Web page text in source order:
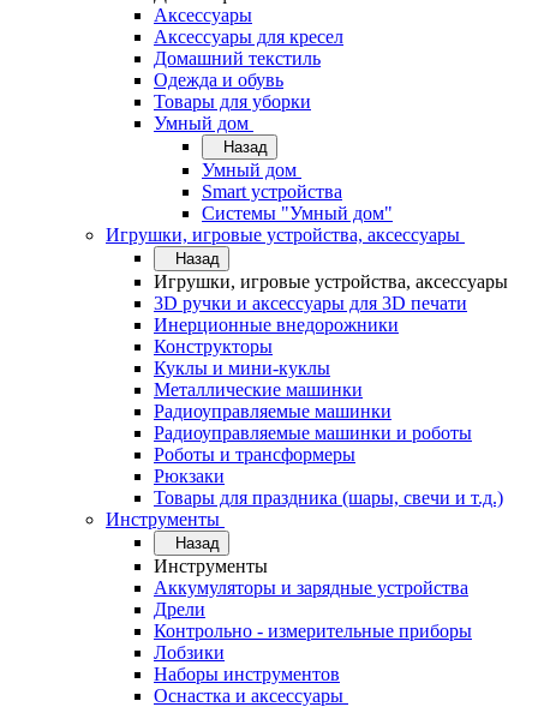
Аксессуары
Аксессуары для кресел
Домашний текстиль
Одежда и обувь
Товары для уборки
Умный дом
Назад
Умный дом
Smart устройства
Системы "Умный дом"
Игрушки, игровые устройства, аксессуары
Назад
Игрушки, игровые устройства, аксессуары
3D ручки и аксессуары для 3D печати
Инерционные внедорожники
Конструкторы
Куклы и мини-куклы
Металлические машинки
Радиоуправляемые машинки
Радиоуправляемые машинки и роботы
Роботы и трансформеры
Рюкзаки
Товары для праздника (шары, свечи и т.д.)
Инструменты
Назад
Инструменты
Аккумуляторы и зарядные устройства
Дрели
Контрольно - измерительные приборы
Лобзики
Наборы инструментов
Оснастка и аксессуары